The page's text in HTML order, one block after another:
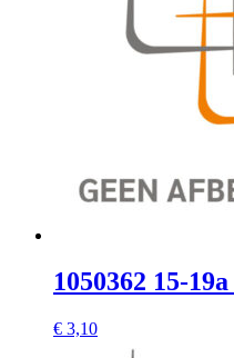
1050362 15-
€ 3,10